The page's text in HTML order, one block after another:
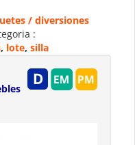
/ diversiones
:
, lote, silla